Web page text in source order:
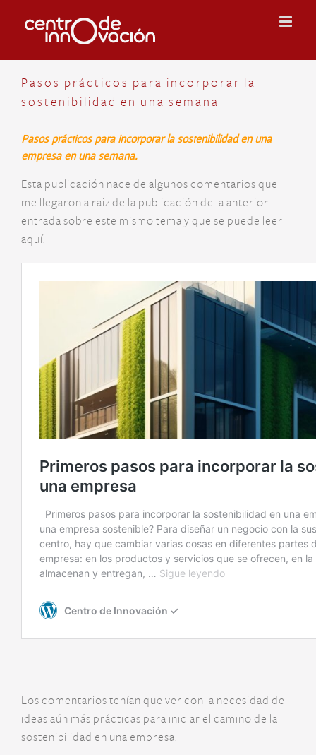
Pasos prácticos para incorporar la
sostenibilidad en una semana
Pasos prácticos para incorporar la sostenibilidad en una
empresa en una semana.
Esta publicación nace de algunos comentarios que
me llegaron a raiz de la publicación de la anterior
entrada sobre este mismo tema y que se puede leer
aquí:
Los comentarios tenían que ver con la necesidad de
ideas aún más prácticas para iniciar el camino de la
sostenibilidad en una empresa.